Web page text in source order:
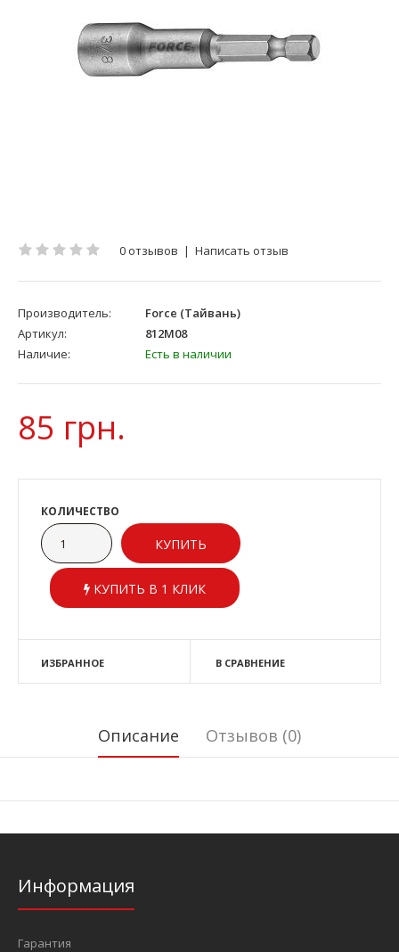
0 отзывов | Написать отзыв
Производитель:
Force (Тайвань)
Артикул:
812M08
Наличие:
Есть в наличии
85 грн.
КОЛИЧЕСТВО
КУПИТЬ В 1 КЛИК
ИЗБРАННОЕ В СРАВНЕНИЕ
Описание Отзывов (0)
Информация
Гарантия